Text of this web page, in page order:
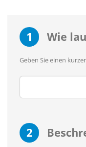
1 Wie
Geben Sie einen
2